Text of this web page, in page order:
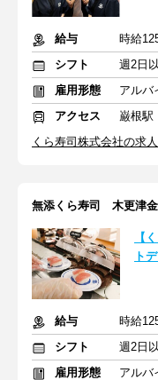
給与
時給
シフト
週2日
雇用形態
アルバ
アクセス
巌根駅
くら寿司株式会社の求
無添くら寿司 木更津
【
ト
給与
時給
シフト
週2日
雇用形態
アルバ